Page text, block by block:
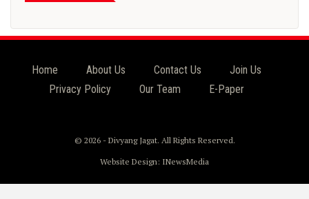
Home About Us Contact Us
Join Us
Privacy Policy
Our Team E-Paper
© 2026 - Divyang Jagat. All Rights Reserved.
Website Design: INewsMedia